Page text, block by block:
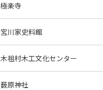
極楽寺
宮川家史料館
木祖村木工文化センター
薮原神社